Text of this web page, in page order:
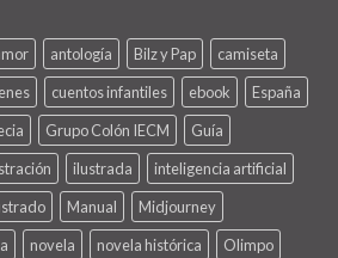
antología Bilz y Pap
camiseta
cuentos infantiles ebook
España
Grupo Colón IECM
Guía
ilustrada
inteligencia artificial
Manual
Midjourney
novela novela histórica
Olimpo